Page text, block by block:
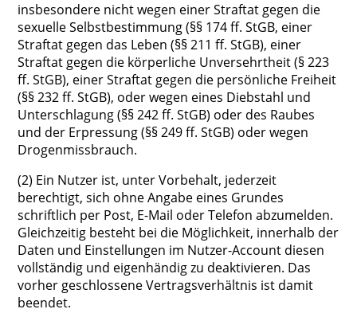
insbesondere nicht wegen einer Straftat gegen die
sexuelle Selbstbestimmung (§§ 174 ff. StGB, einer
Straftat gegen das Leben (§§ 211 ff. StGB), einer
Straftat gegen die körperliche Unversehrtheit (§ 223
ff. StGB), einer Straftat gegen die persönliche Freiheit
(§§ 232 ff. StGB), oder wegen eines Diebstahl und
Unterschlagung (§§ 242 ff. StGB) oder des Raubes
und der Erpressung (§§ 249 ff. StGB) oder wegen
Drogenmissbrauch.
(2) Ein Nutzer ist, unter Vorbehalt, jederzeit
berechtigt, sich ohne Angabe eines Grundes
schriftlich per Post, E-Mail oder Telefon abzumelden.
Gleichzeitig besteht bei die Möglichkeit, innerhalb der
Daten und Einstellungen im Nutzer-Account diesen
vollständig und eigenhändig zu deaktivieren. Das
vorher geschlossene Vertragsverhältnis ist damit
beendet.